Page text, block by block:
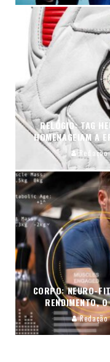
RELÓGIO: TAG
HOMENAGEIAM A
Redação
CORPO: NEURO-
RENDIMENTO,
Redação